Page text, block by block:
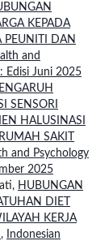
KEPADA
PEUNITI DAN
and
Edisi Juni 2025
SENSORI
HALUSINASI
SAKIT
and Psychology
2025
HUBUNGAN
DIET
KERJA
,
Indonesian